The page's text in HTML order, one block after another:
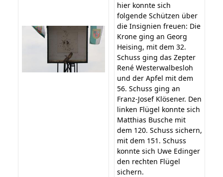
hier konnte sich
folgende Schützen über
die Insignien freuen: Die
Krone ging an Georg
Heising, mit dem 32.
Schuss ging das Zepter
René Westerwalbesloh
und der Apfel mit dem
56. Schuss ging an
Franz-Josef Klösener. Den
linken Flügel konnte sich
Matthias Busche mit
dem 120. Schuss sichern,
mit dem 151. Schuss
konnte sich Uwe Edinger
den rechten Flügel
sichern.